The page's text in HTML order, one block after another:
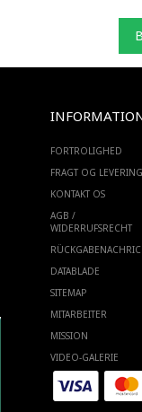
FORTROLIGHED
FRAGT OG LEVERING
KONTAKT OS
AGB /
WIDERRUFSRECHT
DATABLADE
SITEMAP
MITARBEITER
MISSION
VIDEO-GALERIE